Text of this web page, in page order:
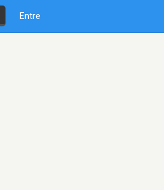
Entre